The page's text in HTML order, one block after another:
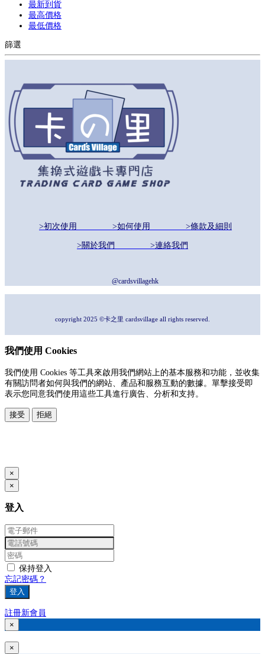
最新到貨
最高價格
最低價格
篩選
>初次使用 >如何使用 >條款及細則
>關於我們 >連絡我們
@cardsvillagehk
copyright 2025 ©卡之里 cardsvillage all rights reserved.
我們使用 Cookies
我們使用 Cookies 等工具來啟用我們網站上的基本服務和功能，並收集
有關訪問者如何與我們的網站、產品和服務互動的數據。單擊接受即
表示您同意我們使用這些工具進行廣告、分析和支持。
接受 拒絕
×
×
登入
保持登入
忘記密碼？
登入
註冊新會員
×
×